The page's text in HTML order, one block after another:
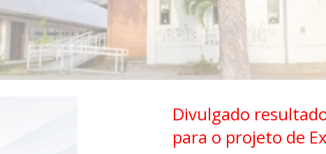
Divulgado
para o projeto de